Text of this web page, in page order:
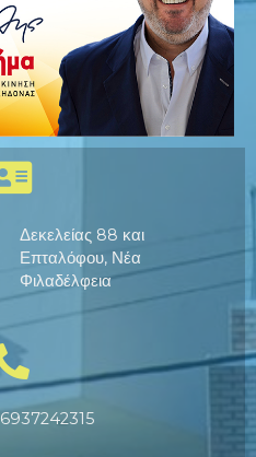
Δεκελείας 88 και
Επταλόφου, Νέα
Φιλαδέλφεια
6937242315